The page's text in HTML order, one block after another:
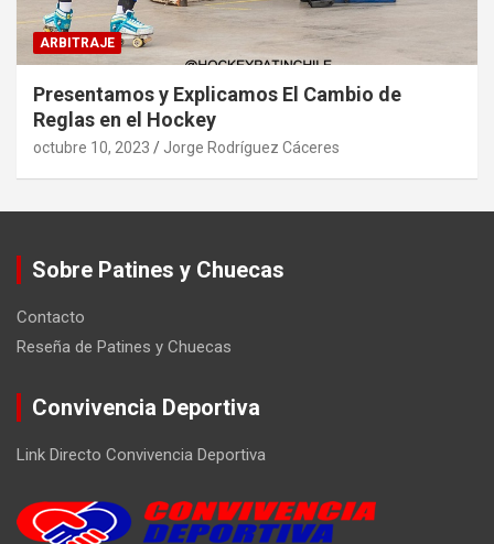
ARBITRAJE
Presentamos y Explicamos El Cambio de
Reglas en el Hockey
octubre 10, 2023 Jorge Rodríguez Cáceres
Sobre Patines y Chuecas
Contacto
Reseña de Patines y Chuecas
Convivencia Deportiva
Link Directo Convivencia Deportiva